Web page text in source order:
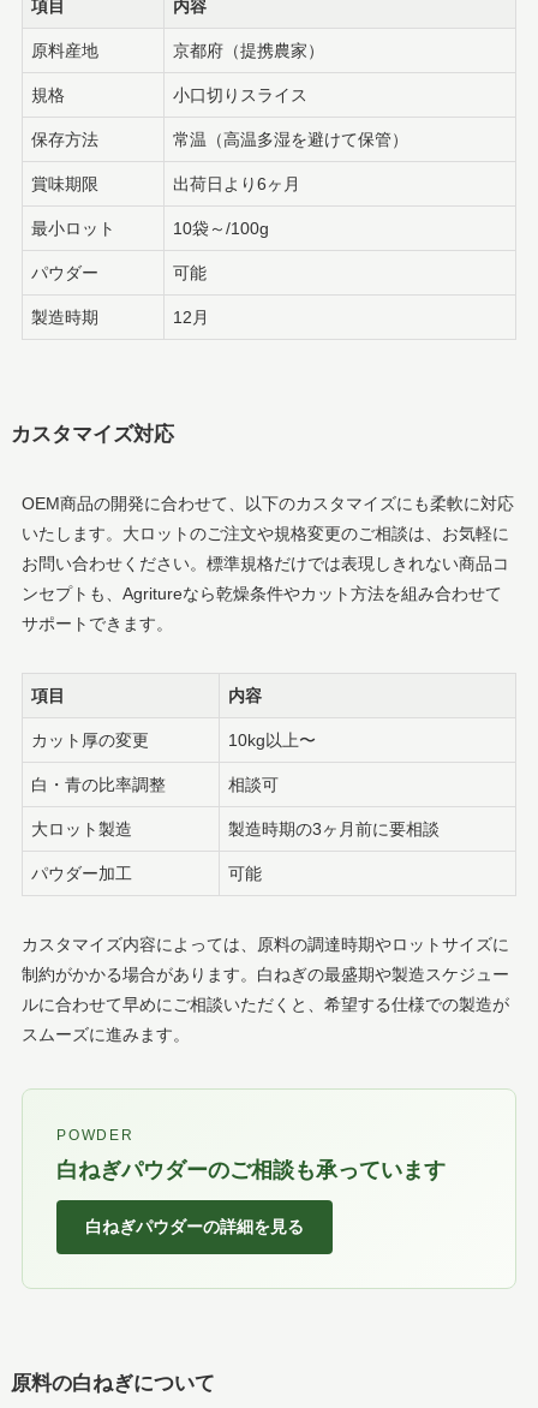
項目 内容
原料産地 京都府（提携農家）
規格 小口切りスライス
保存方法 常温（高温多湿を避けて保管）
賞味期限 出荷日より6ヶ月
最小ロット 10袋～/100g
パウダー 可能
製造時期 12月
カスタマイズ対応
OEM商品の開発に合わせて、以下のカスタマイズにも柔軟に対応
いたします。大ロットのご注文や規格変更のご相談は、お気軽に
お問い合わせください。標準規格だけでは表現しきれない商品コ
ンセプトも、Agritureなら乾燥条件やカット方法を組み合わせて
サポートできます。
項目 内容
カット厚の変更 10kg以上〜
白・青の比率調整 相談可
大ロット製造 製造時期の3ヶ月前に要相談
パウダー加工 可能
カスタマイズ内容によっては、原料の調達時期やロットサイズに
制約がかかる場合があります。白ねぎの最盛期や製造スケジュー
ルに合わせて早めにご相談いただくと、希望する仕様での製造が
スムーズに進みます。
POWDER
白ねぎパウダーのご相談も承っています
白ねぎパウダーの詳細を見る
原料の白ねぎについて